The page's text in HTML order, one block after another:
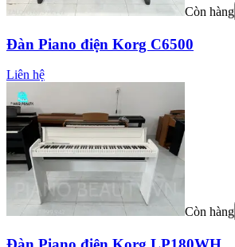
Còn hàng
Đàn Piano điện Korg C6500
Liên hệ
Còn hàng